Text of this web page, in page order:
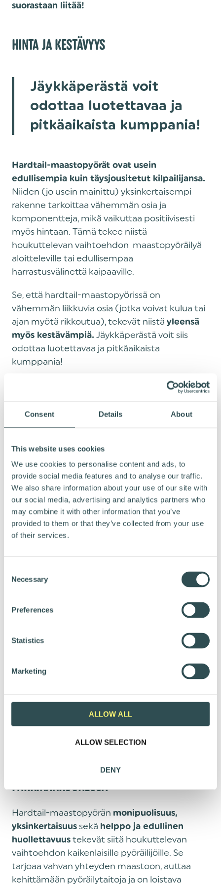
Consent Details About
This website uses cookies
We use cookies to personalise content and ads, to
provide social media features and to analyse our traffic.
We also share information about your use of our site with
our social media, advertising and analytics partners who
may combine it with other information that you’ve
provided to them or that they’ve collected from your use
of their services.
Necessary
Preferences
Statistics
Marketing
ALLOW ALL
ALLOW SELECTION
DENY
suorastaan liitää!
HINTA JA KESTÄVYYS
Jäykkäperästä voit
odottaa luotettavaa ja
pitkäaikaista kumppania!
Hardtail-maastopyörät ovat usein
edullisempia kuin täysjousitetut kilpailijansa.
Niiden (jo usein mainittu) yksinkertaisempi
rakenne tarkoittaa vähemmän osia ja
komponentteja, mikä vaikuttaa positiivisesti
myös hintaan. Tämä tekee niistä
houkuttelevan vaihtoehdon maastopyöräilyä
aloitteleville tai edullisempaa
harrastusvälinettä kaipaaville.
Se, että hardtail-maastopyörissä on
vähemmän liikkuvia osia (jotka voivat kulua tai
ajan myötä rikkoutua), tekevät niistä yleensä
myös kestävämpiä. Jäykkäperästä voit siis
odottaa luotettavaa ja pitkäaikaista
kumppania!
maaston jokaisen epätasaisuuden suoraan, ja
tämä yhteys maastoon tuo mukanaan aivan
omanlaisensa kokemuksen.
Pyörän jäykkä runko mahdollistaa
mikä auttaa
etenemään varsinkin ylämäessä. Pyöräilijä oppii
myös valitsemaan ajolinjat huolellisesti ja
Jäykkäperällä ajotekniikka kehittyykin kuin
huomaamatta, kun maaston muotoja on
pakko mukailla kehon liikkeillä.
JÄYKKÄPERÄINEN MAASTOPYÖRÄ
PÄHKINÄNKUORESSA
Hardtail-maastopyörän monipuolisuus,
yksinkertaisuus sekä helppo ja edullinen
huollettavuus tekevät siitä houkuttelevan
vaihtoehdon kaikenlaisille pyöräilijöille. Se
tarjoaa vahvan yhteyden maastoon, auttaa
kehittämään pyöräilytaitoja ja on loistava